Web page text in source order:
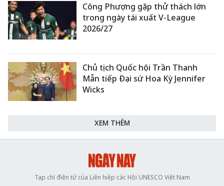
Công Phượng gặp thử thách lớn
trong ngày tái xuất V-League
2026/27
Chủ tịch Quốc hội Trần Thanh
Mẫn tiếp Đại sứ Hoa Kỳ Jennifer
Wicks
XEM THÊM
Tạp chí điện tử của Liên hiệp các Hội UNESCO Việt Nam